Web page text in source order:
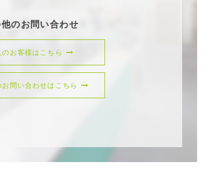
のお問い合わせ
のお客様はこちら
問い合わせはこちら